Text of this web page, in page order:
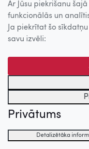
Ar Jūsu piekrišanu
funkcionālās un
Ja piekrītat šo
savu izvēli:
Privātums
Detalizētāka